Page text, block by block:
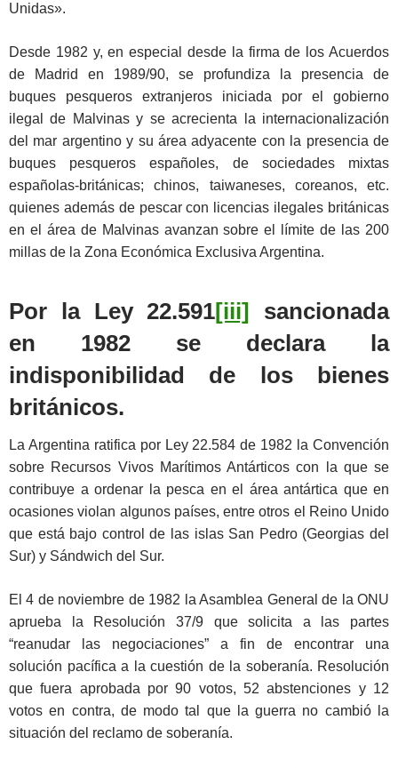
Unidas».
Desde 1982 y, en especial desde la firma de los Acuerdos
de Madrid en 1989/90, se profundiza la presencia de
buques pesqueros extranjeros iniciada por el gobierno
ilegal de Malvinas y se acrecienta la internacionalización
del mar argentino y su área adyacente con la presencia de
buques pesqueros españoles, de sociedades mixtas
españolas-británicas; chinos, taiwaneses, coreanos, etc.
quienes además de pescar con licencias ilegales británicas
en el área de Malvinas avanzan sobre el límite de las 200
millas de la Zona Económica Exclusiva Argentina.
Por la Ley 22.591[iii] sancionada
en 1982 se declara la
indisponibilidad de los bienes
británicos.
La Argentina ratifica por Ley 22.584 de 1982 la Convención
sobre Recursos Vivos Marítimos Antárticos con la que se
contribuye a ordenar la pesca en el área antártica que en
ocasiones violan algunos países, entre otros el Reino Unido
que está bajo control de las islas San Pedro (Georgias del
Sur) y Sándwich del Sur.
El 4 de noviembre de 1982 la Asamblea General de la ONU
aprueba la Resolución 37/9 que solicita a las partes
“reanudar las negociaciones” a fin de encontrar una
solución pacífica a la cuestión de la soberanía. Resolución
que fuera aprobada por 90 votos, 52 abstenciones y 12
votos en contra, de modo tal que la guerra no cambió la
situación del reclamo de soberanía.